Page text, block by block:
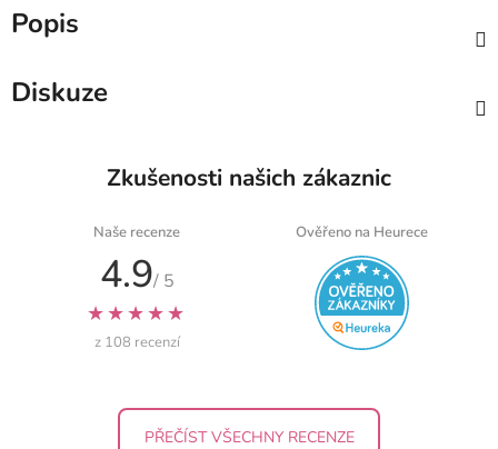
Popis
Diskuze
Zkušenosti našich zákaznic
Naše recenze
4.9/ 5
★★★★★
z 108 recenzí
Ověřeno na Heurece
PŘEČÍST VŠECHNY RECENZE